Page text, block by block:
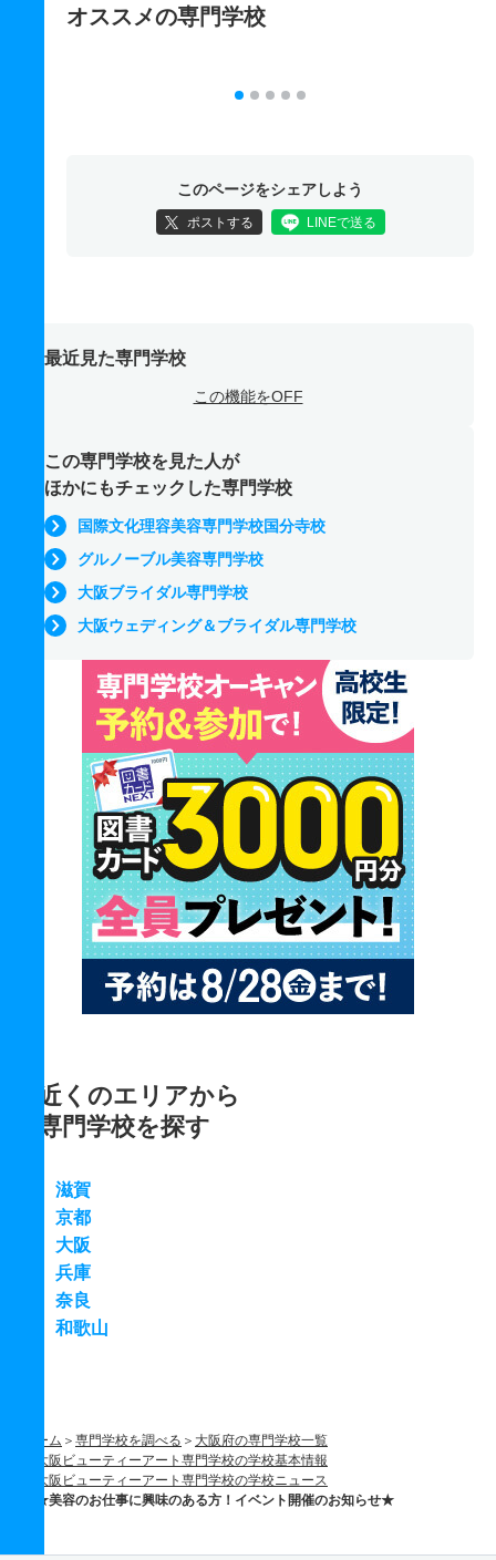
オススメの専門学校
このページをシェアしよう
ポストする LINEで送る
最近見た専門学校
この機能をOFF
この専門学校を見た人が
ほかにもチェックした専門学校
国際文化理容美容専門学校国分寺校
グルノーブル美容専門学校
大阪ブライダル専門学校
大阪ウェディング＆ブライダル専門学校
近くのエリアから
専門学校を探す
滋賀
京都
大阪
兵庫
奈良
和歌山
ホーム 専門学校を調べる
大阪府の専門学校一覧
大阪ビューティーアート専門学校の学校基本情報
大阪ビューティーアート専門学校の学校ニュース
★美容のお仕事に興味のある方！イベント開催のお知らせ★